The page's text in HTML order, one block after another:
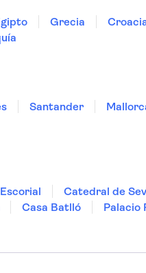
Grecia
Santander
Catedral de
Casa Batlló Palacio